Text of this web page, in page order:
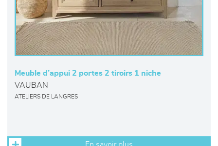
Meuble d’appui 2 portes 2 tiroirs 1 niche
VAUBAN
ATELIERS DE LANGRES